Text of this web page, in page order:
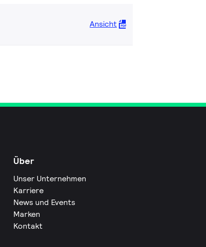
Ansicht
Über
Unser Unternehmen
Karriere
News und Events
Marken
Kontakt